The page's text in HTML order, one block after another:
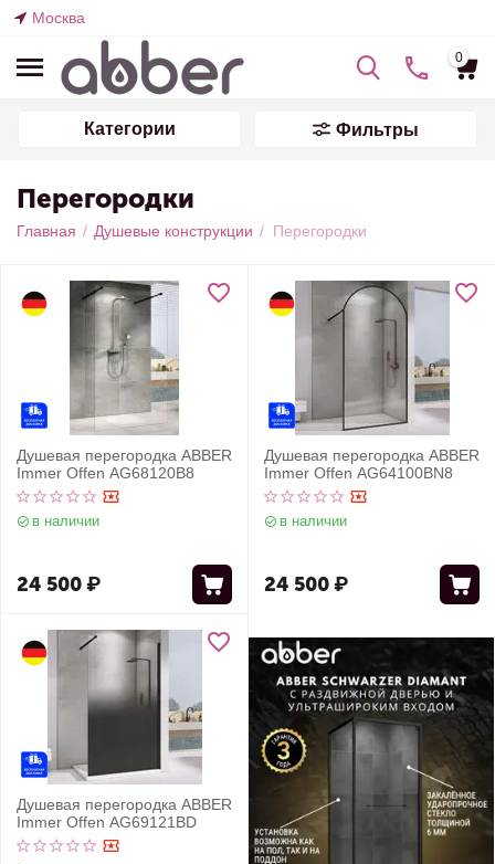
Москва
0
Категории Фильтры
Перегородки
Главная / Душевые конструкции / Перегородки
Душевая перегородка ABBER
Immer Offen AG68120B8
в наличии
24 500₽
Душевая перегородка ABBER
Immer Offen AG64100BN8
в наличии
24 500₽
Душевая перегородка ABBER
Immer Offen AG69121BD